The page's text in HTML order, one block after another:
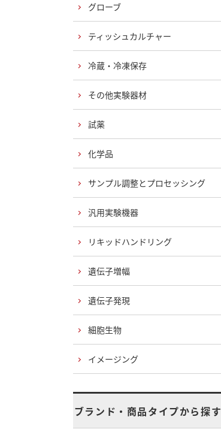
グローブ
ティッシュカルチャー
冷蔵・冷凍保存
その他実験器材
試薬
化学品
サンプル調整とプロセッシング
汎用実験機器
リキッドハンドリング
遺伝子増幅
遺伝子発現
細胞生物
イメージング
ブランド・商品タイプから探す